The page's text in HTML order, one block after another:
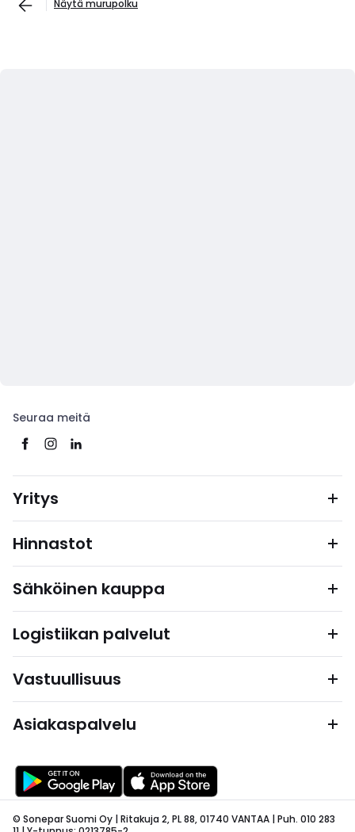
Näytä murupolku
Seuraa meitä
Yritys
Hinnastot
Sähköinen kauppa
Logistiikan palvelut
Vastuullisuus
Asiakaspalvelu
© Sonepar Suomi Oy | Ritakuja 2, PL 88, 01740 VANTAA | Puh. 010 283